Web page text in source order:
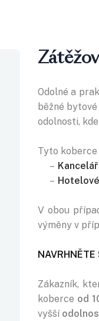
Odolné a
běžné
odolnosti,
Tyto koberce
–
–
‍V obou
výměny v
NAVRHNĚTE
Zákazník,
koberce od
vyšší